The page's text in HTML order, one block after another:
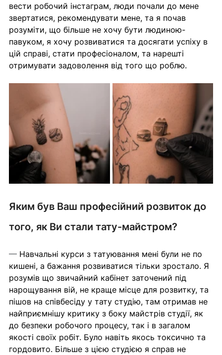
вести робочий інстаграм, люди почали до мене
звертатися, рекомендувати мене, та я почав
розуміти, що більше не хочу бути людиною-
павуком, я хочу розвиватися та досягати успіху в
цій справі, стати професіоналом, та нарешті
отримувати задоволення від того що роблю.
Яким був Ваш професійний розвиток до
того, як Ви стали тату-майстром?
— Навчальні курси з татуювання мені були не по
кишені, а бажання розвиватися тільки зростало. Я
розумів що звичайний кабінет заточений під
нарощування вій, не краще місце для розвитку, та
пішов на співбесіду у тату студію, там отримав не
найприємнішу критику з боку майстрів студії, як
до безпеки робочого процесу, так і в загалом
якості своїх робіт. Було навіть якось токсично та
гордовито. Більше з цією студією я справ не